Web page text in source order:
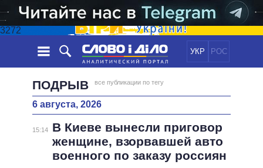
3272
УКР РОС
НОВОСТИ
ЛЕНТА
СОБЫТИЯ
СТАТЬИ
МНЕНИЯ
ЭКОНОМИКА
ОБЩЕСТВО
МИР
ПОЛИТИКИ
ВСЕ ПОЛИТИКИИНФОГРАФИКА
ПОДРЫВ все публикации по тегу
6 августа, 2026
15:14
В Киеве вынесли приговор
женщине, взорвавшей авто
военного по заказу россиян